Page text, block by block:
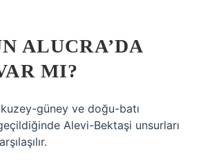
ALUCRA’DA
MI?
kuzey-güney ve doğu-batı
Alevi-Bektaşi unsurları